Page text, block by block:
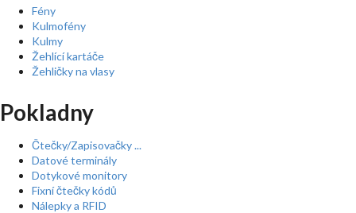
Fény
Kulmofény
Kulmy
Žehlící kartáče
Žehličky na vlasy
Pokladny
Čtečky/Zapisovačky ...
Datové terminály
Dotykové monitory
Fixní čtečky kódů
Nálepky a RFID